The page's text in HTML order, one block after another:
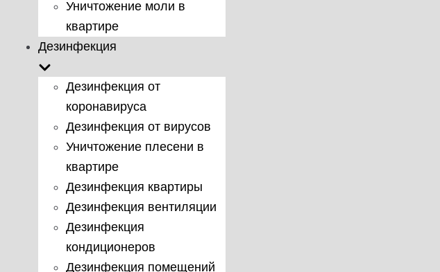
Уничтожение моли в
квартире
Дезинфекция
Дезинфекция от
коронавируса
Дезинфекция от вирусов
Уничтожение плесени в
квартире
Дезинфекция квартиры
Дезинфекция вентиляции
Дезинфекция
кондиционеров
Дезинфекция помещений